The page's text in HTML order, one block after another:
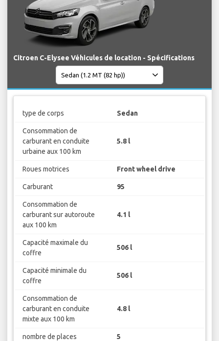
Citroen C-Elysee Véhicules de location - Spécifications
type de corps Sedan
Consommation de
carburant en conduite
urbaine aux 100 km
5.8 l
Roues motrices Front wheel drive
Carburant 95
Consommation de
carburant sur autoroute
aux 100 km
4.1 l
Capacité maximale du
coffre
506 l
Capacité minimale du
coffre
506 l
Consommation de
carburant en conduite
mixte aux 100 km
4.8 l
nombre de places 5